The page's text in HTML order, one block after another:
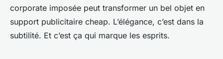
corporate imposée peut transformer un bel objet en
support publicitaire cheap. L’élégance, c’est dans la
subtilité. Et c’est ça qui marque les esprits.